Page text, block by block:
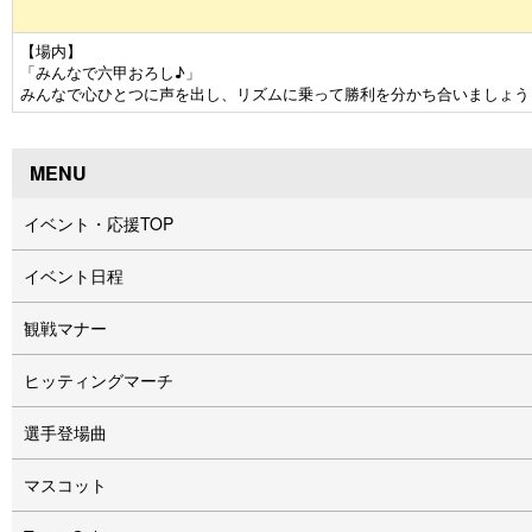
【場内】
「みんなで六甲おろし♪」
みんなで心ひとつに声を出し、リズムに乗って勝利を分かち合いましょう
MENU
イベント・応援TOP
イベント⽇程
観戦マナー
ヒッティングマーチ
選手登場曲
マスコット